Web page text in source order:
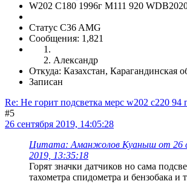
W202 C180 1996г М111 920
Статус C36 AMG
Сообщения: 1,821
Александр
Откуда: Казахстан, Карагандинская
Записан
Re: Не горит подсветка мерс w202 c220 94
#5
26 сентября 2019, 14:05:28
Цитата: Аманжолов Куаныш от 26
2019, 13:35:18
Горят значки датчиков но сама
тахометра спидометра и бензобака и